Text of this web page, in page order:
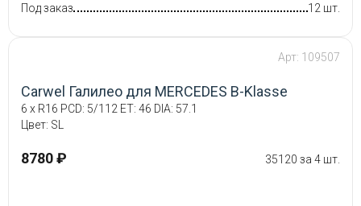
Под заказ 12 шт.
Арт: 109507
Carwel Галилео для MERCEDES B-Klasse
6 x R16 PCD: 5/112 ET: 46 DIA: 57.1
Цвет: SL
8780 ₽ 35120 за 4 шт.